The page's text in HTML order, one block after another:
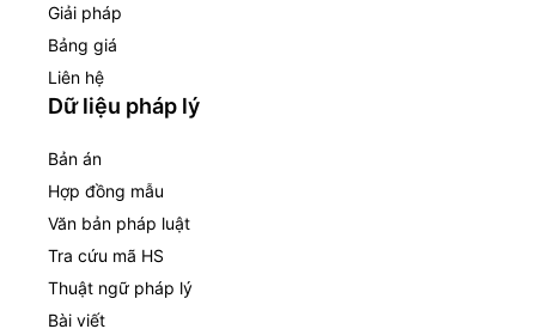
Giải pháp
Bảng giá
Liên hệ
Dữ liệu pháp lý
Bản án
Hợp đồng mẫu
Văn bản pháp luật
Tra cứu mã HS
Thuật ngữ pháp lý
Bài viết